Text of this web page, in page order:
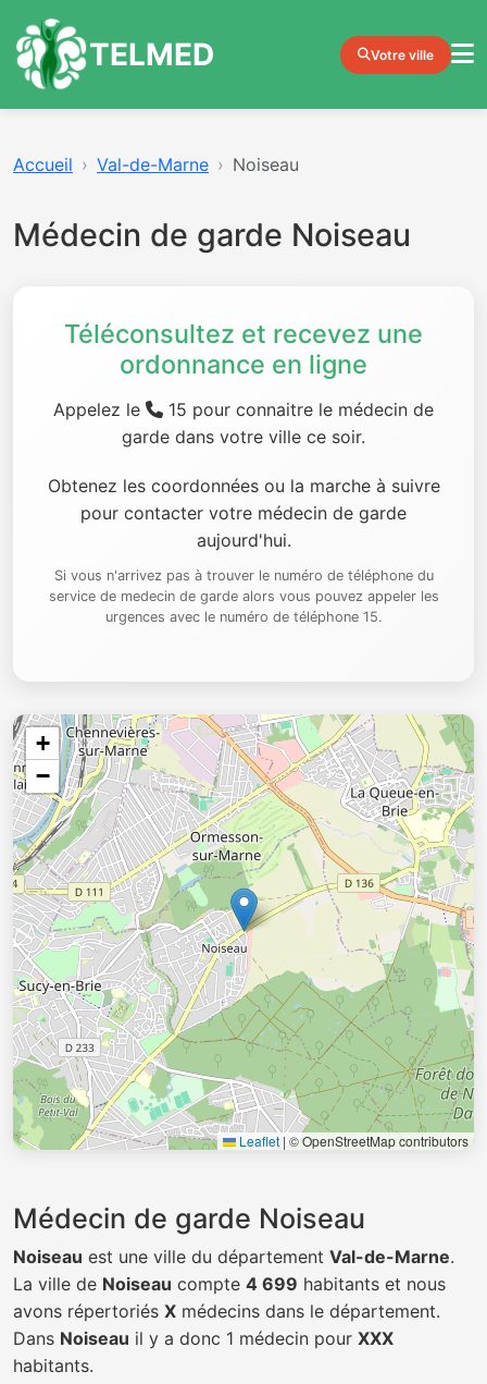
TELMED Votre ville
Accueil Val-de-Marne Noiseau
Médecin de garde Noiseau
Téléconsultez et recevez une
ordonnance en ligne
Appelez le
15 pour connaitre le médecin de
garde dans votre ville ce soir.
Obtenez les coordonnées ou la marche à suivre
pour contacter votre médecin de garde
aujourd'hui.
Si vous n'arrivez pas à trouver le numéro de téléphone du
service de medecin de garde alors vous pouvez appeler les
urgences avec le numéro de téléphone 15.
+
−
Leaflet | © OpenStreetMap contributors
Médecin de garde Noiseau
Noiseau est une ville du département Val-de-Marne.
La ville de Noiseau compte 4 699 habitants et nous
avons répertoriés X médecins dans le département.
Dans Noiseau il y a donc 1 médecin pour XXX
habitants.